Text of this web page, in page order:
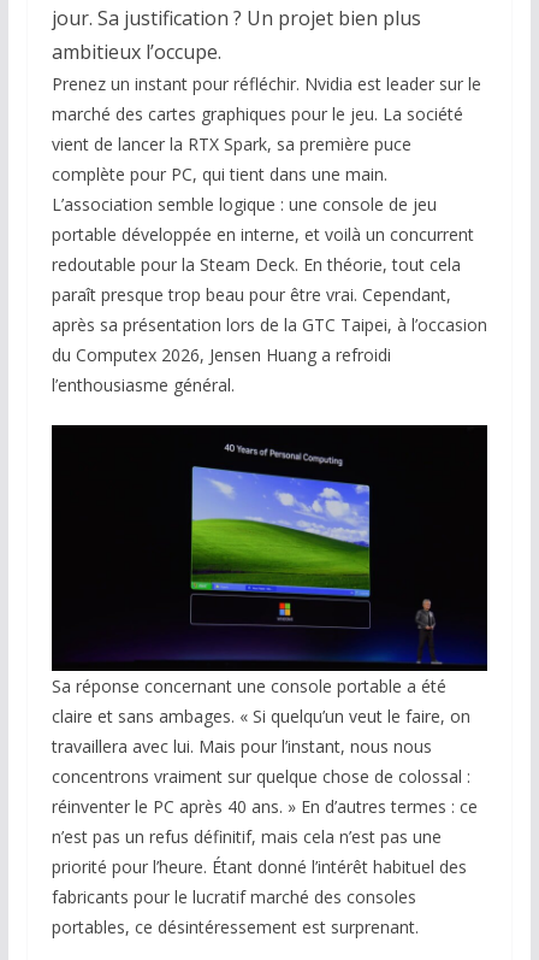
jour. Sa justification ? Un projet bien plus
ambitieux l’occupe.
Prenez un instant pour réfléchir. Nvidia est leader sur le
marché des cartes graphiques pour le jeu. La société
vient de lancer la RTX Spark, sa première puce
complète pour PC, qui tient dans une main.
L’association semble logique : une console de jeu
portable développée en interne, et voilà un concurrent
redoutable pour la Steam Deck. En théorie, tout cela
paraît presque trop beau pour être vrai. Cependant,
après sa présentation lors de la GTC Taipei, à l’occasion
du Computex 2026, Jensen Huang a refroidi
l’enthousiasme général.
Sa réponse concernant une console portable a été
claire et sans ambages. « Si quelqu’un veut le faire, on
travaillera avec lui. Mais pour l’instant, nous nous
concentrons vraiment sur quelque chose de colossal :
réinventer le PC après 40 ans. » En d’autres termes : ce
n’est pas un refus définitif, mais cela n’est pas une
priorité pour l’heure. Étant donné l’intérêt habituel des
fabricants pour le lucratif marché des consoles
portables, ce désintéressement est surprenant.